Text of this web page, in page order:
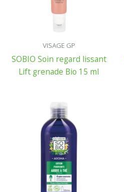
VISAGE GP
SOBIO Soin regard lissant
Lift grenade Bio 15 ml